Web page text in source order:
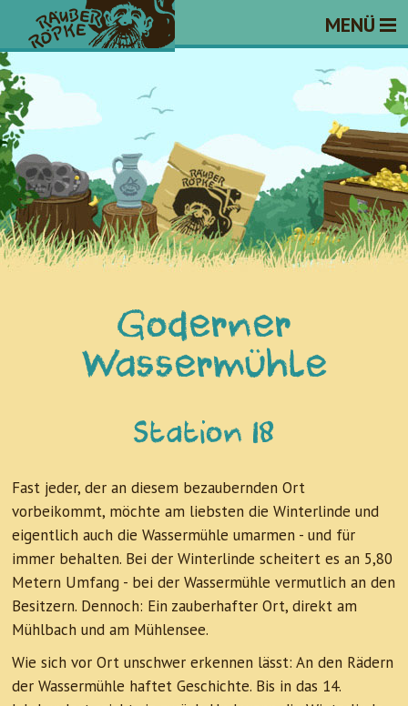
MENÜ
Goderner
Wassermühle
Station 18
Fast jeder, der an diesem bezaubernden Ort
vorbeikommt, möchte am liebsten die Winterlinde und
eigentlich auch die Wassermühle umarmen - und für
immer behalten. Bei der Winterlinde scheitert es an 5,80
Metern Umfang - bei der Wassermühle vermutlich an den
Besitzern. Dennoch: Ein zauberhafter Ort, direkt am
Mühlbach und am Mühlensee.
Wie sich vor Ort unschwer erkennen lässt: An den Rädern
der Wassermühle haftet Geschichte. Bis in das 14.